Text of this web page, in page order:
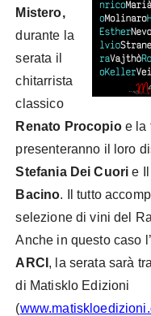
Mistero,
durante la
serata il
chitarrista
classico
Renato Procopioe la
presenteranno il loro
Stefania Dei Cuori e
Bacino. Il tutto
selezione di vini del
Anche in questo caso
ARCI , la serata sarà
di Matisklo Edizioni
(